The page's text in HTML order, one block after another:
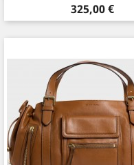
Prix
325,00 €